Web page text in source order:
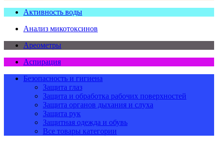
Активность воды
Анализ микотоксинов
Ареометры
Аспирация
Безопасность и гигиена
Защита глаз
Защита и обработка рабочих поверхностей
Защита органов дыхания и слуха
Защита рук
Защитная одежда и обувь
Все товары категории